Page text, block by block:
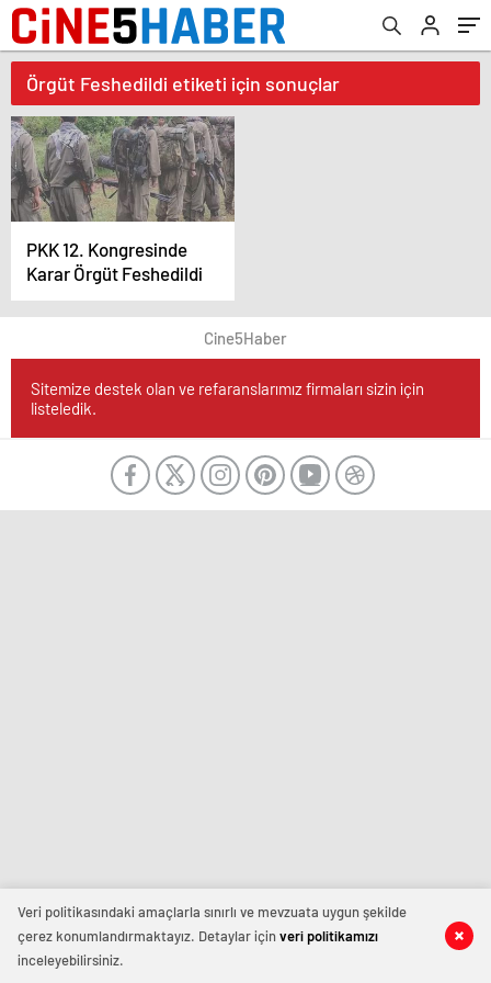
Örgüt Feshedildi etiketi için sonuçlar
PKK 12. Kongresinde
Karar Örgüt Feshedildi
Cine5Haber
Sitemize destek olan ve refaranslarımız firmaları sizin için
listeledik.
Veri politikasındaki amaçlarla sınırlı ve mevzuata uygun şekilde
çerez konumlandırmaktayız. Detaylar içinveri politikamızı
inceleyebilirsiniz.